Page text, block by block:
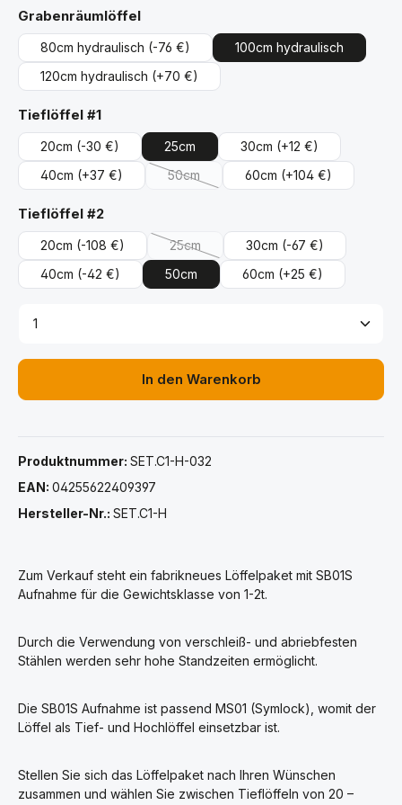
Grabenräumlöffelauswählen
80cm hydraulisch (-76 €)
100cm hydraulisch
120cm hydraulisch (+70 €)
Tieflöffel #1auswählen
20cm (-30 €) 25cm 30cm (+12 €)
40cm (+37 €) 50cm
(Diese Option ist zurzeit nicht verfügbar.)
60cm (+104 €)
Tieflöffel #2auswählen
20cm (-108 €) 25cm
(Diese Option ist zurzeit nicht verfügbar.)
30cm (-67 €)
40cm (-42 €) 50cm 60cm (+25 €)
Produkt Anzahl: Gib den gewünschten Wert ein
In den Warenkorb
Produktnummer: SET.C1-H-032
EAN: 04255622409397
Hersteller-Nr.: SET.C1-H
Zum Verkauf steht ein fabrikneues Löffelpaket mit SB01S
Aufnahme für die Gewichtsklasse von 1-2t.
Durch die Verwendung von verschleiß- und abriebfesten
Stählen werden sehr hohe Standzeiten ermöglicht.
Die SB01S Aufnahme ist passend MS01 (Symlock), womit der
Löffel als Tief- und Hochlöffel einsetzbar ist.
Stellen Sie sich das Löffelpaket nach Ihren Wünschen
zusammen und wählen Sie zwischen Tieflöffeln von 20 –